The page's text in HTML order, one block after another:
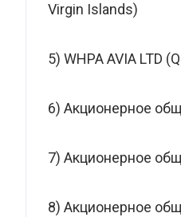
Virgin Islands)
5) WHPA AVIA LTD
6) Акционерное
7) Акционерное
8) Акционерное